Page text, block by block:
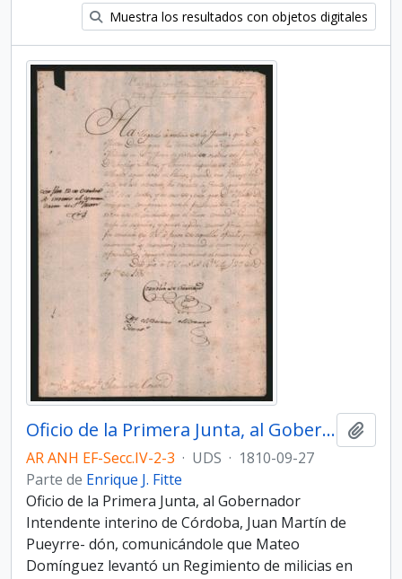
Muestra los resultados con objetos digitales
Oficio de la Primera Junta, al Gobernador Intendente interino de Córdoba, Juan Martín de Pueyrredón
AR ANH EF-Secc.IV-2-3 · UDS · 1810-09-27
Parte de Enrique J. Fitte
Oficio de la Primera Junta, al Gobernador
Intendente interino de Córdoba, Juan Martín de
Pueyrre- dón, comunicándole que Mateo
Domínguez levantó un Regimiento de milicias en